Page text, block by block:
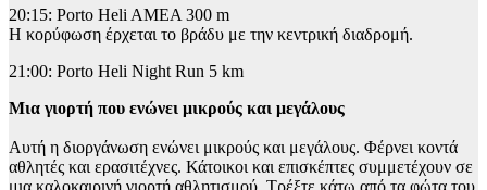
20:15: Porto Heli AMEA 300 m
Η κορύφωση έρχεται το βράδυ με την κεντρική διαδρομή.
21:00: Porto Heli Night Run 5 km
Μια γιορτή που ενώνει μικρούς και μεγάλους
Αυτή η διοργάνωση ενώνει μικρούς και μεγάλους. Φέρνει κοντά
αθλητές και ερασιτέχνες. Κάτοικοι και επισκέπτες συμμετέχουν σε